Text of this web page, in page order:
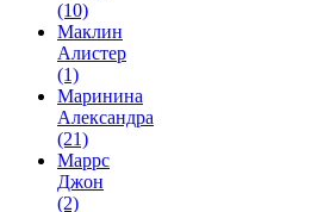
(10)
Маклин
Алистер
(1)
Маринина
Александра
(21)
Маррс
Джон
(2)